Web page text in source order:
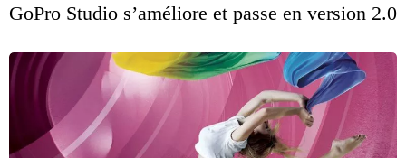
GoPro Studio s’améliore et passe en version 2.0